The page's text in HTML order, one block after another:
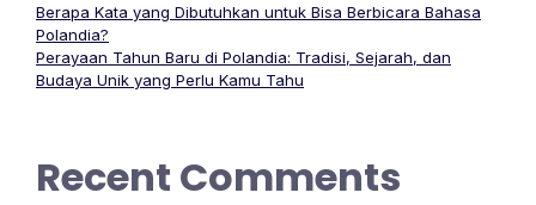
Berapa Kata yang Dibutuhkan untuk Bisa Berbicara Bahasa
Polandia?
Perayaan Tahun Baru di Polandia: Tradisi, Sejarah, dan
Budaya Unik yang Perlu Kamu Tahu
Recent Comments